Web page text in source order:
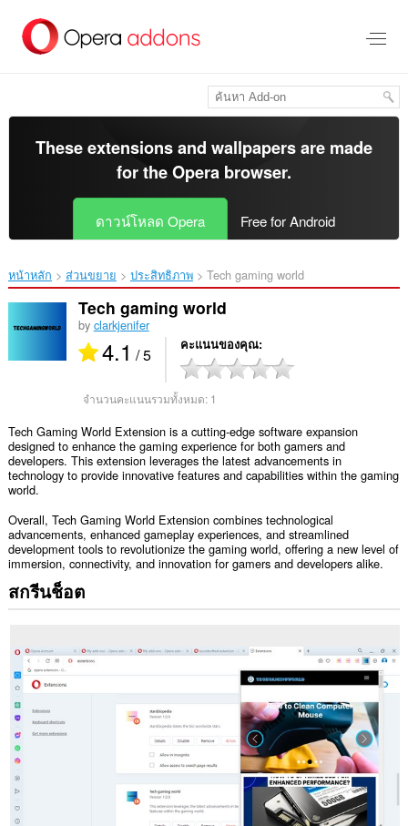
These extensions and wallpapers are made
for theOpera browser.
ดาวน์โหลด Opera Free for Android
หน้าหลัก ส่วนขยาย ประสิทธิภาพ Tech gaming world‎
Tech gaming world
by clarkjenifer
4.1 / 5 คะแนนของคุณ
จำนวนคะแนนรวมทั้งหมด: 1
Tech Gaming World Extension is a cutting-edge software expansion
designed to enhance the gaming experience for both gamers and
developers. This extension leverages the latest advancements in
technology to provide innovative features and capabilities within the gaming
world.
Overall, Tech Gaming World Extension combines technological
advancements, enhanced gameplay experiences, and streamlined
development tools to revolutionize the gaming world, offering a new level of
immersion, connectivity, and innovation for gamers and developers alike.
สกรีนช็อต